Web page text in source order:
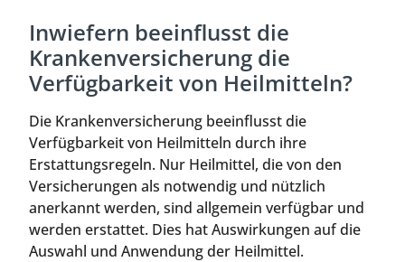
Inwiefern beeinflusst die
Krankenversicherung die
Verfügbarkeit von Heilmitteln?
Die Krankenversicherung beeinflusst die
Verfügbarkeit von Heilmitteln durch ihre
Erstattungsregeln. Nur Heilmittel, die von den
Versicherungen als notwendig und nützlich
anerkannt werden, sind allgemein verfügbar und
werden erstattet. Dies hat Auswirkungen auf die
Auswahl und Anwendung der Heilmittel.